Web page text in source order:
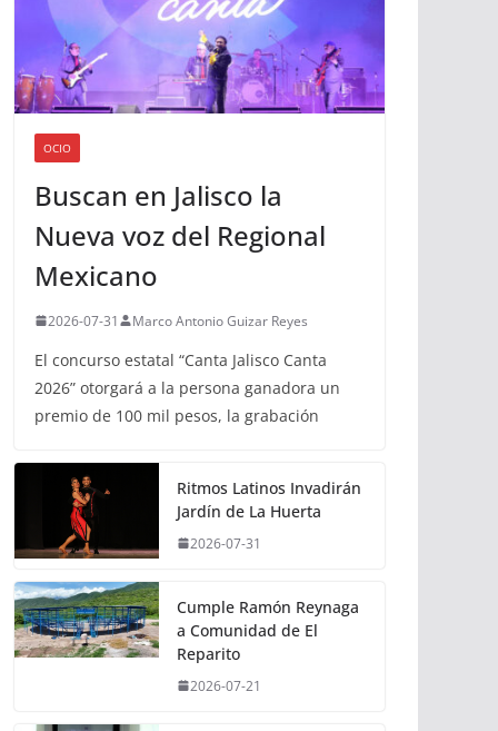
OCIO
Buscan en Jalisco la
Nueva voz del Regional
Mexicano
2026-07-31 Marco Antonio Guizar Reyes
El concurso estatal “Canta Jalisco Canta
2026” otorgará a la persona ganadora un
premio de 100 mil pesos, la grabación
Ritmos Latinos Invadirán
Jardín de La Huerta
2026-07-31
Cumple Ramón Reynaga
a Comunidad de El
Reparito
2026-07-21